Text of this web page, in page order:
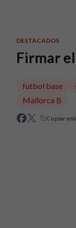
DESTACADOS
Firmar
futbol base
Mallorca B
Copiar